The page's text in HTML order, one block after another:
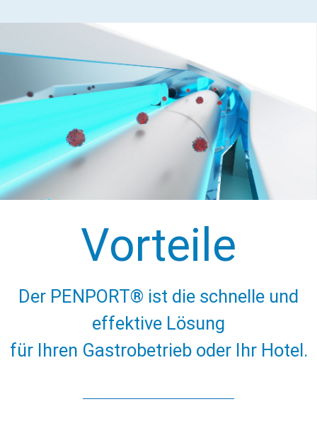
Vorteile
Der PENPORT® ist die schnelle und
effektive Lösung
für Ihren Gastrobetrieb oder Ihr Hotel.